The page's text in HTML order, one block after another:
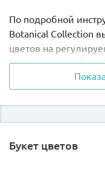
По подробной
Botanical Collection
цветов на
лаванда,
кожистый
Составьте свою
шестнадцати
процессом
дома. Разместите
Букет цветов